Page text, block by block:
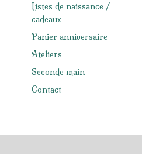
Listes de naissance /
cadeaux
Panier anniversaire
Ateliers
Seconde main
Contact